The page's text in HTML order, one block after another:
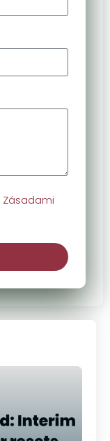
Zásadami